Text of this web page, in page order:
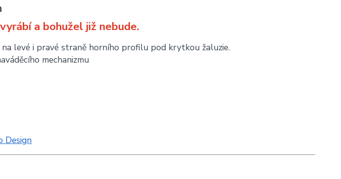
a bohužel již nebude.
levé i pravé straně horního profilu pod krytkou žaluzie.
mechanizmu
Design